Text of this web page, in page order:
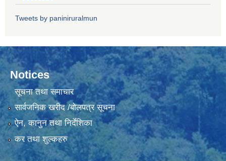
Tweets by paniniruralmun
Notices
सूचना तथा समाचार
सार्वजनिक खरीद /बोलपत्र सूचना
ऐन, कानुन तथा निर्देशिका
कर तथा शुल्कहरु